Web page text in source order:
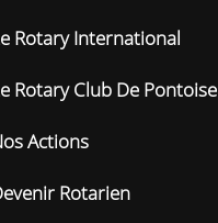
Rotary International
Rotary Club De Pontoise
Actions
Rotarien